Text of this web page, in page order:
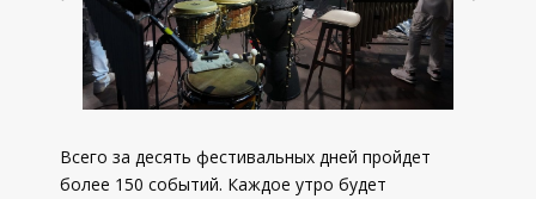
Всего за десять фестивальных дней пройдет
более 150 событий. Каждое утро будет